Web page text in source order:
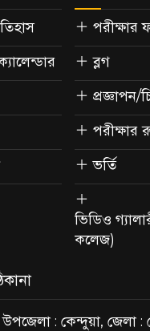
পরীক্ষার
ব্লগ
প্রজ্ঞাপন/
পরীক্ষার
ভর্তি
ভিডিও
কলেজ)
: কেন্দুয়া, জেলা :